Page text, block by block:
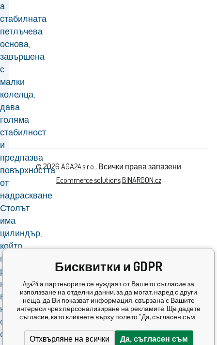
а
стабилната
петлъчева
основа,
завършена
с
малки
колелца,
дава
голяма
стабилност
и
предпазва
повърхността
от
надраскване.
Столът
има
цилиндър,
който
позволява
регулиране
на
височината
на
седалката
според
© 2026 AGA24 s.r.o., Всички права запазени
Ecommerce solutionsBINARGON.cz
Бисквитки и GDPR
Aga24 а партньорите се нуждаят от Вашето съгласие за
използване на отделни данни, за да могат, наред с други
неща, да Ви показват информация, свързана с Вашите
интереси чрез персонализиране на рекламите. Ще дадете
съгласие, като кликнете върху полето "Да, съгласен съм".
Отхвърляне на всички Да, съгласен съм